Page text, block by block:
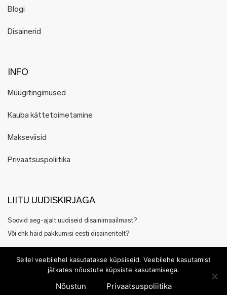
Xenia Joost
YAKI
Blogi
Disainerid
INFO
Müügitingimused
Kauba kättetoimetamine
Makseviisid
Privaatsuspoliitika
LIITU UUDISKIRJAGA
Soovid aeg-ajalt uudiseid disainimaailmast?
Või ehk häid pakkumisi eesti disaineritelt?
Registreeru siin
Sellel veebilehel kasutatakse küpsiseid. Veebilehe kasutamist
jätkates nõustute küpsiste kasutamisega.
Nõustun Privaatsuspoliitika